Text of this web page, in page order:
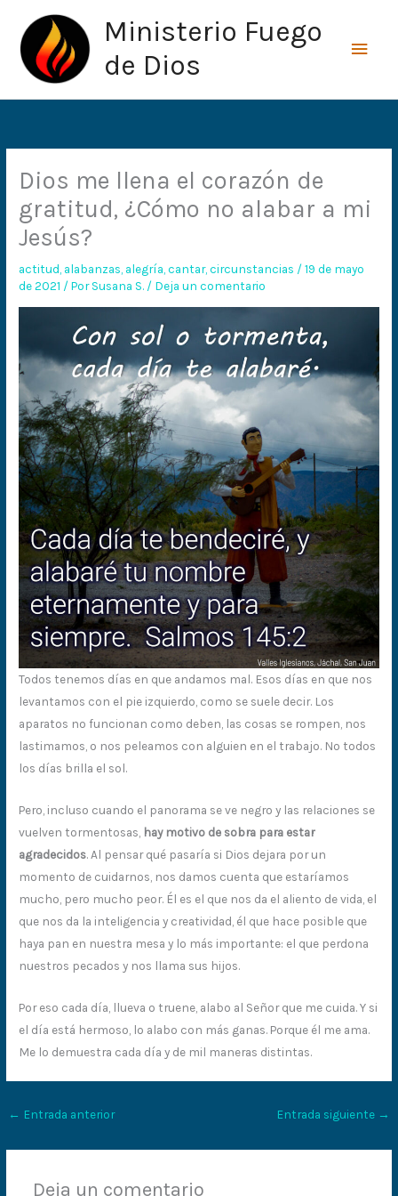
contenido
Ministerio Fuego
de Dios
Dios me llena el corazón de
gratitud, ¿Cómo no alabar a mi
Jesús?
actitud alabanzas alegría ,cantar,circunstancias /19 de mayo
de 2021 / PorSusana S. / Deja un comentario
Todos tenemos días en que andamos mal. Esos días en que nos
levantamos con el pie izquierdo, como se suele decir. Los
aparatos no funcionan como deben, las cosas se rompen, nos
lastimamos, o nos peleamos con alguien en el trabajo. No todos
los días brilla el sol.
Pero, incluso cuando el panorama se ve negro y las relaciones se
vuelven tormentosas, hay motivo de sobra para estar
agradecidos. Al pensar qué pasaría si Dios dejara por un
momento de cuidarnos, nos damos cuenta que estaríamos
mucho, pero mucho peor. Él es el que nos da el aliento de vida, el
que nos da la inteligencia y creatividad, él que hace posible que
haya pan en nuestra mesa y lo más importante: el que perdona
nuestros pecados y nos llama sus hijos.
Por eso cada día, llueva o truene, alabo al Señor que me cuida. Y si
el día está hermoso, lo alabo con más ganas. Porque él me ama.
Me lo demuestra cada día y de mil maneras distintas.
← Entrada anterior Entrada siguiente →
Deja un comentario